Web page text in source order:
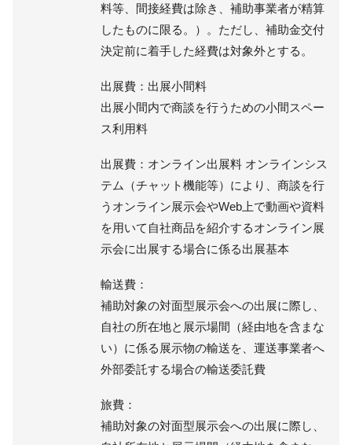
料等、間接経費は除き、補助事業者が精算
したものに限る。）。ただし、補助金交付
決定前に着手した経費は対象外とする。
出展費：出展小間料
出展小間内で商談を行うための小間スペー
ス利用料
出展費：オンライン出展料 オンラインシス
テム（チャット機能等）により、商談を行
うオンライン展示会やWeb上で動画や資料
を用いて自社商品を紹介するオンライン展
示会に出展する場合に係る出展基本
輸送費：
補助対象の対面型展示会への出展に際し、
自社の所在地と展示場間（経由地を含まな
い）に係る展示物の輸送を、運送事業者へ
外部委託する場合の輸送委託費
旅費：
補助対象の対面型展示会への出展に際し、